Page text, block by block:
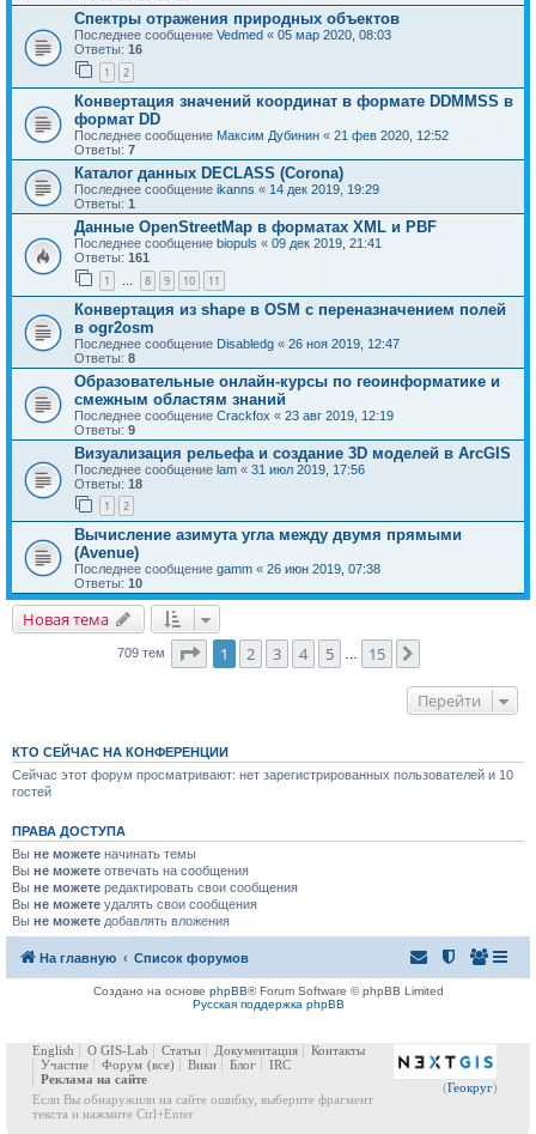
Спектры отражения природных объектов
Последнее сообщение Vedmed « 05 мар 2020, 08:03
Ответы: 16
1 2
Конвертация значений координат в формате DDMMSS в
формат DD
Последнее сообщение Максим Дубинин « 21 фев 2020, 12:52
Ответы: 7
Каталог данных DECLASS (Corona)
Последнее сообщение ikanns « 14 дек 2019, 19:29
Ответы: 1
Данные OpenStreetMap в форматах XML и PBF
Последнее сообщение biopuls « 09 дек 2019, 21:41
Ответы: 161
1 … 8 9 10 11
Конвертация из shape в OSM с переназначением полей
в ogr2osm
Последнее сообщение Disabledg « 26 ноя 2019, 12:47
Ответы: 8
Образовательные онлайн-курсы по геоинформатике и
смежным областям знаний
Последнее сообщение Crackfox « 23 авг 2019, 12:19
Ответы: 9
Визуализация рельефа и создание 3D моделей в ArcGIS
Последнее сообщение lam « 31 июл 2019, 17:56
Ответы: 18
1 2
Вычисление азимута угла между двумя прямыми
(Avenue)
Последнее сообщение gamm « 26 июн 2019, 07:38
Ответы: 10
Новая тема
709 тем Страница1 из
1 2 3 4 5 15
Перейти
КТО СЕЙЧАС НА КОНФЕРЕНЦИИ
Сейчас этот форум просматривают: нет зарегистрированных пользователей и 10
гостей
ПРАВА ДОСТУПА
Вы не можете начинать темы
Вы не можете отвечать на сообщения
Вы не можете редактировать свои сообщения
Вы не можете удалять свои сообщения
Вы не можете добавлять вложения
На главную Список форумов
Создано на основе phpBB® Forum Software © phpBB Limited
Русская поддержка phpBB
(Геокруг)
English О GIS-Lab Статьи Документация
Контакты
Участие
Форум (все) Вики Блог
IRC
Реклама на сайте
Если Вы обнаружили на сайте ошибку, выберите фрагмент
текста и нажмите Ctrl+Enter